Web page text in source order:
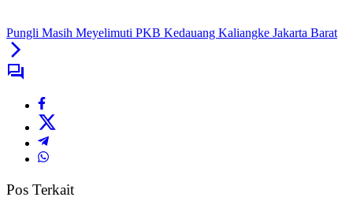
Pungli Masih Meyelimuti PKB Kedauang Kaliangke Jakarta Barat
Pos Terkait